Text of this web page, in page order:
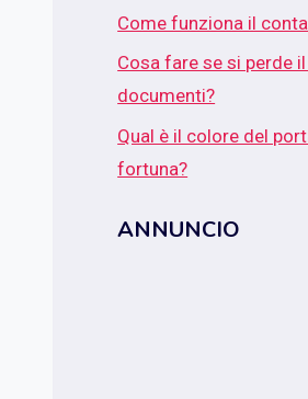
Come funziona il
Cosa fare se si perde
documenti?
Qual è il colore del
fortuna?
ANNUNCIO